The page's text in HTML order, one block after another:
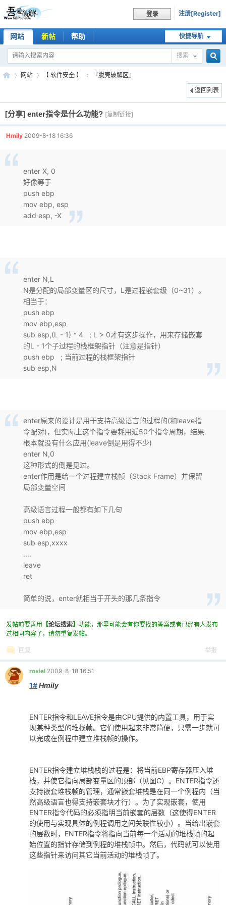
登录 注册[Register]
快捷导航
网站 新帖 帮助
搜索
吾
解
52
»
网站
›
【 软件安全 】
›
『脱壳破解区』
返回列表
[分享] enter指令是什么功能? [复制链接]
Hmily 2009-8-18 16:36
enter X, 0
好像等于
push ebp
mov ebp, esp
add esp, -X
enter N,L
N是分配的局部变量区的尺寸，L是过程嵌套级（0~31）。
相当于：
push ebp
mov ebp,esp
sub esp,(L - 1) * 4 ; L > 0才有这步操作，用来存储嵌套
的L - 1个子过程的栈框架指针（注意是指针）
push ebp ; 当前过程的栈框架指针
sub esp,N
enter原来的设计是用于支持高级语言的过程的(和leave指
令配对)，但实际上这个指令要耗用近50个指令周期，结果
根本就没有什么应用(leave倒是用得不少)
enter N,0
这种形式的倒是见过。
enter作用是给一个过程建立栈帧（Stack Frame）并保留
局部变量空间
高级语言过程一般都有如下几句
push ebp
mov ebp,esp
sub esp,xxxx
....
leave
ret
简单的说，enter就相当于开头的那几条指令
发帖前要善用 【论坛搜索】 功能，那里可能会有你要找的答案或者已经有人发布
过相同内容了，请勿重复发帖。
回复 举报
roxiel 2009-8-18 16:51
1#Hmily
ENTER指令和LEAVE指令是由CPU提供的内置工具，用于实
现某种类型的堆栈帧。它们使用起来非常简便，只需一步就可
以完成在例程中建立堆栈帧的操作。
ENTER指令建立堆栈栈的过程是：将当前EBP寄存器压入堆
栈，并使它指向局部变量区的顶部（见图C）。ENTER指令还
支持嵌套堆栈帧的管理，通常嵌套堆栈是在同一个例程内（当
然高级语言也得支持嵌套块才行）。为了实现嵌套，使用
ENTER指令代码的必须指明当前嵌套的层数（这使得ENTER
的使用与实现具体的例程调用之间关联性较小）。当给出嵌套
的层数时，ENTER指令将指向当前每一个活动的堆栈帧的起
始位置的指针存储到例程的堆栈帧中。然后，代码就可以使用
这些指针来访问其它当前活动的堆栈帧了。